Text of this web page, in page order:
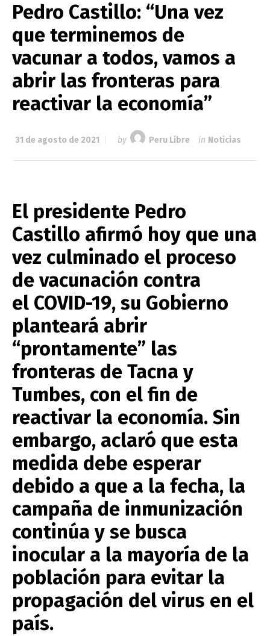
Pedro Castillo: “Una vez
que terminemos de
vacunar a todos, vamos a
abrir las fronteras para
reactivar la economía”
31 de agosto de 2021 by Peru Libre in Noticias
El presidente Pedro
Castillo afirmó hoy que una
vez culminado el proceso
de vacunación contra
el COVID-19, su Gobierno
planteará abrir
“prontamente” las
fronteras de Tacna y
Tumbes, con el fin de
reactivar la economía. Sin
embargo, aclaró que esta
medida debe esperar
debido a que a la fecha, la
campaña de inmunización
continúa y se busca
inocular a la mayoría de la
población para evitar la
propagación del virus en el
país.